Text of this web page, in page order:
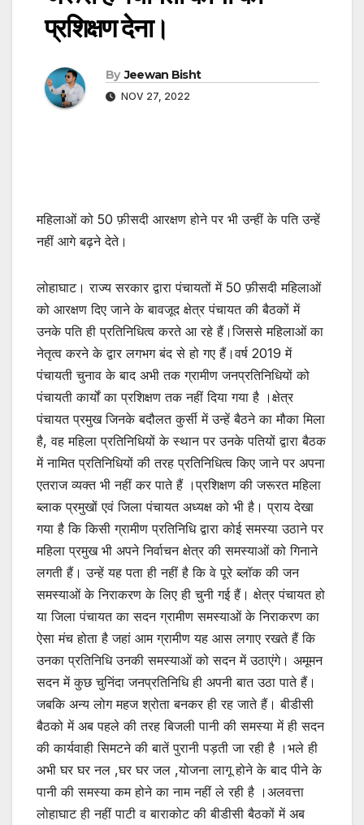
प्रशिक्षण देना।
By Jeewan Bisht
NOV 27, 2022
महिलाओं को 50 फ़ीसदी आरक्षण होने पर भी उन्हीं के पति उन्हें
नहीं आगे बढ़ने देते।
लोहाघाट। राज्य सरकार द्वारा पंचायतों में 50 फ़ीसदी महिलाओं
को आरक्षण दिए जाने के बावजूद क्षेत्र पंचायत की बैठकों में
उनके पति ही प्रतिनिधित्व करते आ रहे हैं।जिससे महिलाओं का
नेतृत्व करने के द्वार लगभग बंद से हो गए हैं।वर्ष 2019 में
पंचायती चुनाव के बाद अभी तक ग्रामीण जनप्रतिनिधियों को
पंचायती कार्यों का प्रशिक्षण तक नहीं दिया गया है ।क्षेत्र
पंचायत प्रमुख जिनके बदौलत कुर्सी में उन्हें बैठने का मौका मिला
है, वह महिला प्रतिनिधियों के स्थान पर उनके पतियों द्वारा बैठक
में नामित प्रतिनिधियों की तरह प्रतिनिधित्व किए जाने पर अपना
एतराज व्यक्त भी नहीं कर पाते हैं ।प्रशिक्षण की जरूरत महिला
ब्लाक प्रमुखों एवं जिला पंचायत अध्यक्ष को भी है। प्राय देखा
गया है कि किसी ग्रामीण प्रतिनिधि द्वारा कोई समस्या उठाने पर
महिला प्रमुख भी अपने निर्वाचन क्षेत्र की समस्याओं को गिनाने
लगती हैं। उन्हें यह पता ही नहीं है कि वे पूरे ब्लॉक की जन
समस्याओं के निराकरण के लिए ही चुनी गई हैं। क्षेत्र पंचायत हो
या जिला पंचायत का सदन ग्रामीण समस्याओं के निराकरण का
ऐसा मंच होता है जहां आम ग्रामीण यह आस लगाए रखते हैं कि
उनका प्रतिनिधि उनकी समस्याओं को सदन में उठाएंगे। अमूमन
सदन में कुछ चुनिंदा जनप्रतिनिधि ही अपनी बात उठा पाते हैं।
जबकि अन्य लोग महज श्रोता बनकर ही रह जाते हैं। बीडीसी
बैठको में अब पहले की तरह बिजली पानी की समस्या में ही सदन
की कार्यवाही सिमटने की बातें पुरानी पड़ती जा रही है ।भले ही
अभी घर घर नल ,घर घर जल ,योजना लागू होने के बाद पीने के
पानी की समस्या कम होने का नाम नहीं ले रही है ।अलवत्ता
लोहाघाट ही नहीं पाटी व बाराकोट की बीडीसी बैठकों में अब